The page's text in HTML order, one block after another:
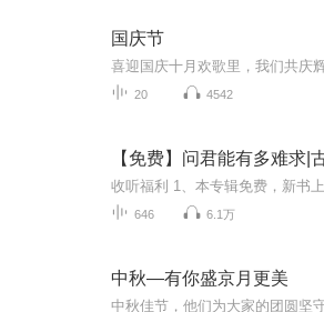
国庆节
20 4542
646 6.1万
中秋—有你盛京月更美